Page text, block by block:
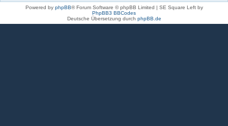
Powered by phpBB® Forum Software © phpBB Limited | SE Square Left by
PhpBB3 BBCodes
Deutsche Übersetzung durch phpBB.de